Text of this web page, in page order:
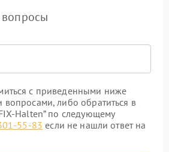
вопросы
с приведенными ниже
вопросами, либо обратиться в
Halten” по следующему
55-83 если не нашли ответ на